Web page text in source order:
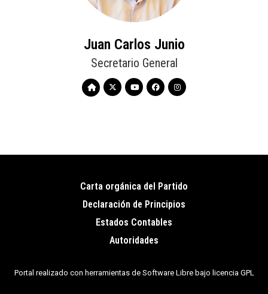
Juan Carlos Junio
Secretario General
Pie
de
página
Carta orgánica del Partido
Declaración de Principios
Estados Contables
Autoridades
Portal realizado con herramientas de Software Libre bajo licencia GPL